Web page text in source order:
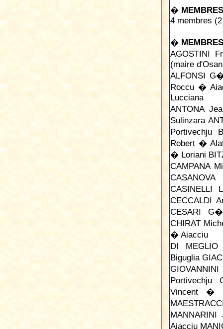
�
4 membres
�
AGOSTINI
(maire
ALFONSI
Roccu �
Lucciana
ANTONA
Sulinzara
Portivechju
Robert �
� Loriani
CAMPANA
CASINELLI
CECCALDI
CESARI
CHIRAT
� Aiacciu
DI
Biguglia
Portivechju
Vincent �
Aiacciu